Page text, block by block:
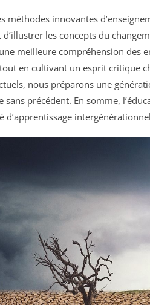
méthodes innovantes
les concepts du
meilleure compréhension des
en cultivant un esprit critique
nous préparons une
sans précédent. En somme,
d’apprentissage